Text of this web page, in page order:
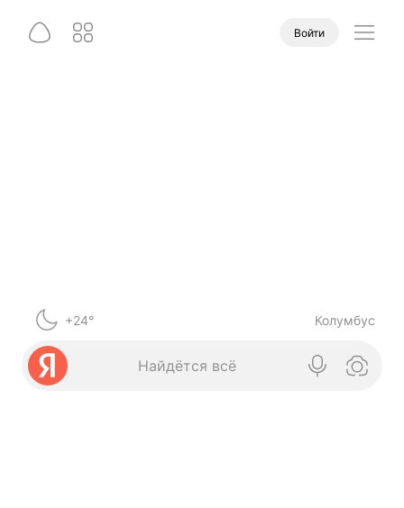
Войти
+24° Колумбус
Найдётся всё